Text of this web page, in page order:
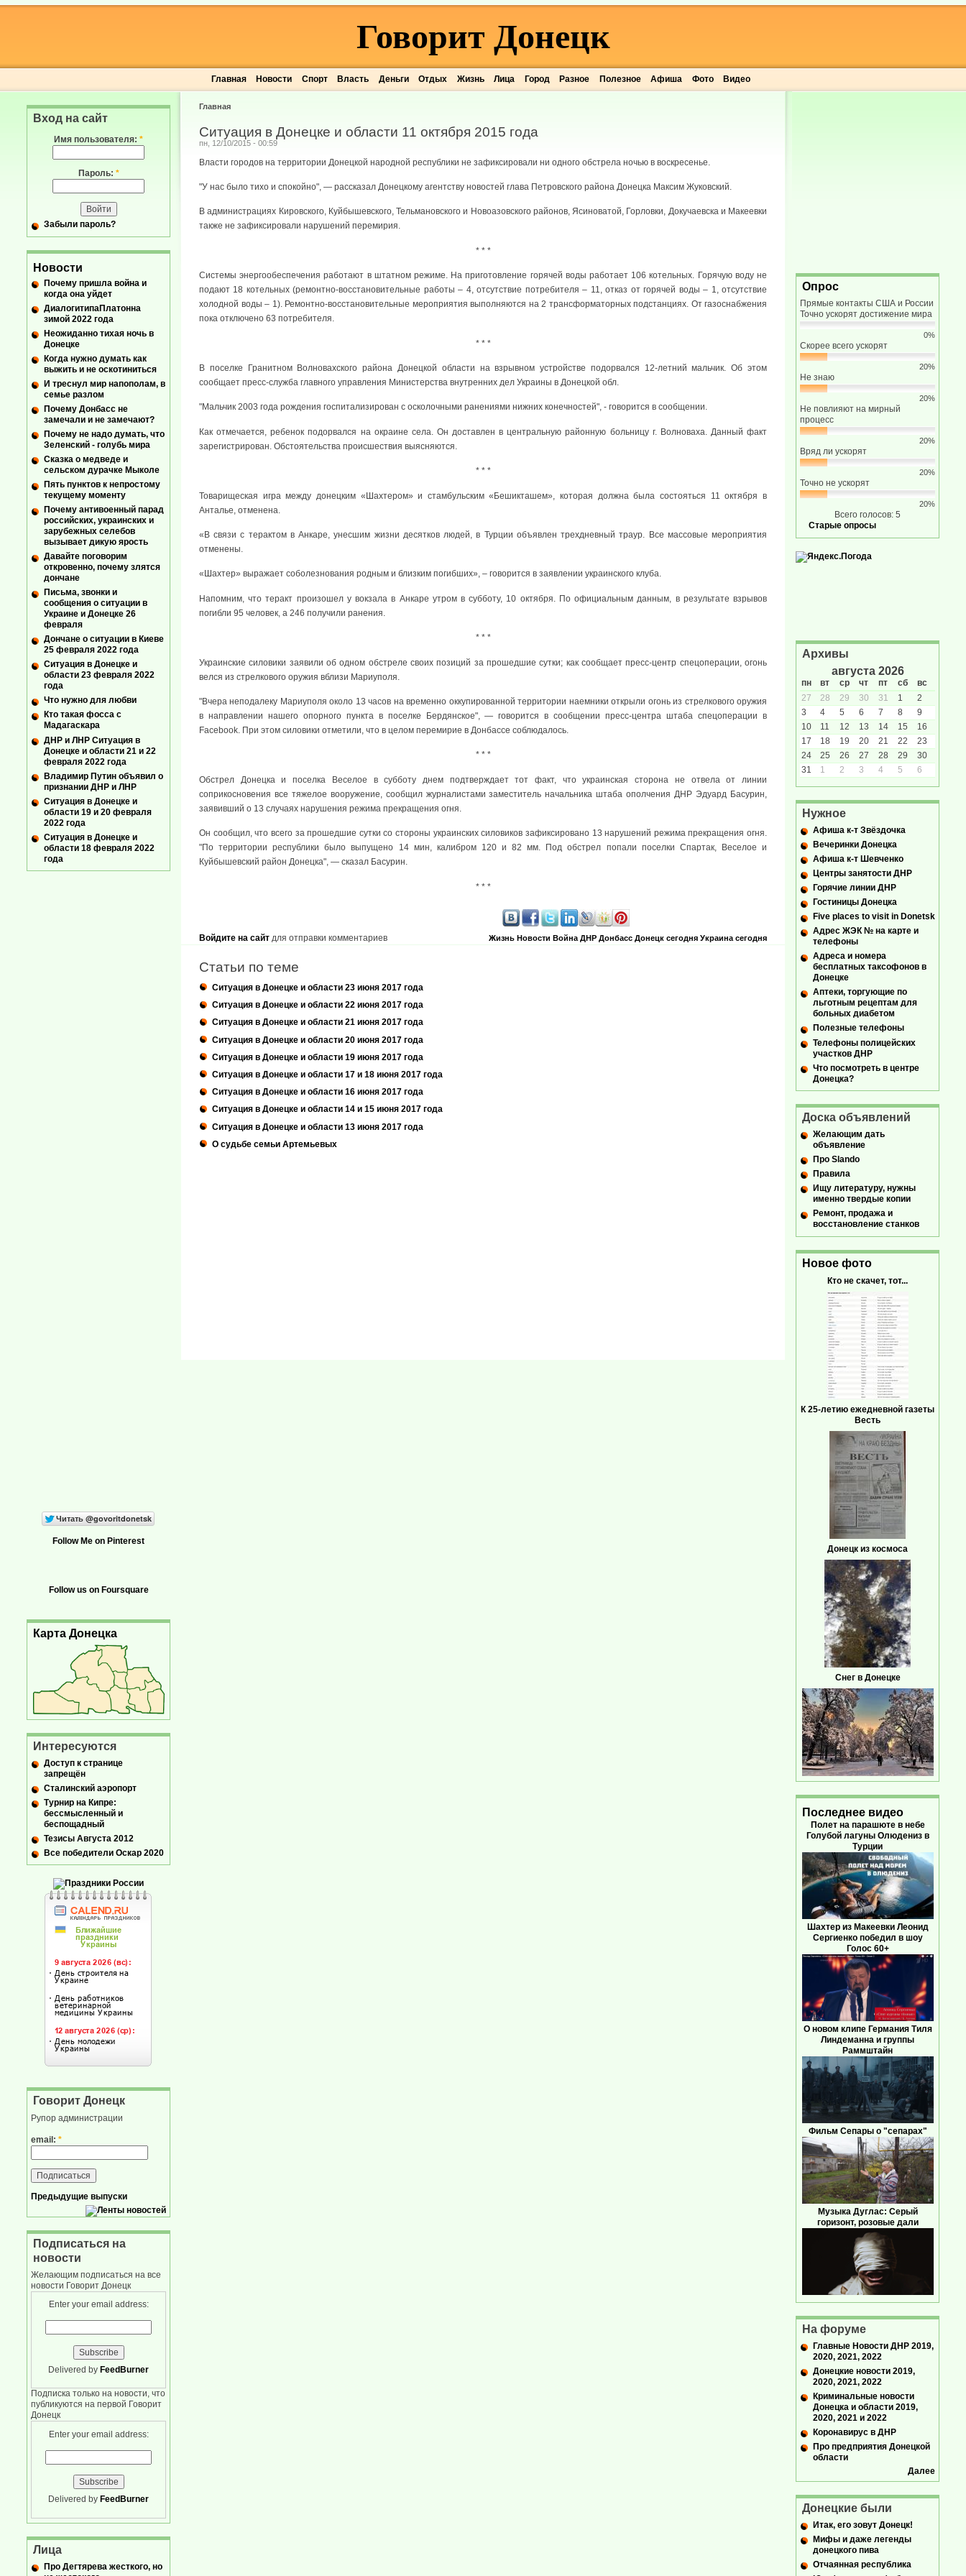
Главная Новости Спорт Власть Деньги Отдых Жизнь Лица Город Разное Полезное Афиша Фото Видео
Говорит Донецк
Главная
Ситуация в Донецке и области 11 октября 2015 года
пн, 12/10/2015 - 00:59
Власти городов на территории Донецкой народной республики не зафиксировали ни одного обстрела ночью в воскресенье.
"У нас было тихо и спокойно", — рассказал Донецкому агентству новостей глава Петровского района Донецка Максим Жуковский.
В администрациях Кировского, Куйбышевского, Тельмановского и Новоазовского районов, Ясиноватой, Горловки, Докучаевска и Макеевки
также не зафиксировали нарушений перемирия.
* * *
Системы энергообеспечения работают в штатном режиме. На приготовление горячей воды работает 106 котельных. Горячую воду не
подают 18 котельных (ремонтно-восстановительные работы – 4, отсутствие потребителя – 11, отказ от горячей воды – 1, отсутствие
холодной воды – 1). Ремонтно-восстановительные мероприятия выполняются на 2 трансформаторных подстанциях. От газоснабжения
пока отключено 63 потребителя.
* * *
В поселке Гранитном Волновахского района Донецкой области на взрывном устройстве подорвался 12-летний мальчик. Об этом
сообщает пресс-служба главного управления Министерства внутренних дел Украины в Донецкой обл.
"Мальчик 2003 года рождения госпитализирован с осколочными ранениями нижних конечностей", - говорится в сообщении.
Как отмечается, ребенок подорвался на окраине села. Он доставлен в центральную районную больницу г. Волноваха. Данный факт
зарегистрирован. Обстоятельства происшествия выясняются.
* * *
Товарищеская игра между донецким «Шахтером» и стамбульским «Бешикташем», которая должна была состояться 11 октября в
Анталье, отменена.
«В связи с терактом в Анкаре, унесшим жизни десятков людей, в Турции объявлен трехдневный траур. Все массовые мероприятия
отменены.
«Шахтер» выражает соболезнования родным и близким погибших», – говорится в заявлении украинского клуба.
Напомним, что теракт произошел у вокзала в Анкаре утром в субботу, 10 октября. По официальным данным, в результате взрывов
погибли 95 человек, а 246 получили ранения.
* * *
Украинские силовики заявили об одном обстреле своих позиций за прошедшие сутки; как сообщает пресс-центр спецоперации, огонь
велся из стрелкового оружия вблизи Мариуполя.
"Вчера неподалеку Мариуполя около 13 часов на временно оккупированной территории наемники открыли огонь из стрелкового оружия
в направлении нашего опорного пункта в поселке Бердянское", — говорится в сообщении пресс-центра штаба спецоперации в
Facebook. При этом силовики отметили, что в целом перемирие в Донбассе соблюдалось.
* * *
Обстрел Донецка и поселка Веселое в субботу днем подтверждает тот факт, что украинская сторона не отвела от линии
соприкосновения все тяжелое вооружение, сообщил журналистами заместитель начальника штаба ополчения ДНР Эдуард Басурин,
заявивший о 13 случаях нарушения режима прекращения огня.
Он сообщил, что всего за прошедшие сутки со стороны украинских силовиков зафиксировано 13 нарушений режима прекращения огня.
"По территории республики было выпущено 14 мин, калибром 120 и 82 мм. Под обстрел попали поселки Спартак, Веселое и
Куйбышевский район Донецка", — сказал Басурин.
* * *
Жизнь Новости Война ДНР Донбасс Донецк сегодня Украина сегодня
Войдите на сайт для отправки комментариев
Статьи по теме
Ситуация в Донецке и области 23 июня 2017 года
Ситуация в Донецке и области 22 июня 2017 года
Ситуация в Донецке и области 21 июня 2017 года
Ситуация в Донецке и области 20 июня 2017 года
Ситуация в Донецке и области 19 июня 2017 года
Ситуация в Донецке и области 17 и 18 июня 2017 года
Ситуация в Донецке и области 16 июня 2017 года
Ситуация в Донецке и области 14 и 15 июня 2017 года
Ситуация в Донецке и области 13 июня 2017 года
О судьбе семьи Артемьевых
Вход на сайт
Имя пользователя: *
Пароль: *
Забыли пароль?
Новости
Почему пришла война и
когда она уйдет
ДиалогитипаПлатонна
зимой 2022 года
Неожиданно тихая ночь в
Донецке
Когда нужно думать как
выжить и не оскотиниться
И треснул мир напополам, в
семье разлом
Почему Донбасс не
замечали и не замечают?
Почему не надо думать, что
Зеленский - голубь мира
Сказка о медведе и
сельском дурачке Мыколе
Пять пунктов к непростому
текущему моменту
Почему антивоенный парад
российских, украинских и
зарубежных селебов
вызывает дикую ярость
Давайте поговорим
откровенно, почему злятся
дончане
Письма, звонки и
сообщения о ситуации в
Украине и Донецке 26
февраля
Дончане о ситуации в Киеве
25 февраля 2022 года
Ситуация в Донецке и
области 23 февраля 2022
года
Что нужно для любви
Кто такая фосса с
Мадагаскара
ДНР и ЛНР Ситуация в
Донецке и области 21 и 22
февраля 2022 года
Владимир Путин объявил о
признании ДНР и ЛНР
Ситуация в Донецке и
области 19 и 20 февраля
2022 года
Ситуация в Донецке и
области 18 февраля 2022
года
Follow Me on Pinterest
Follow us on Foursquare
Карта Донецка
Интересуются
Доступ к странице
запрещён
Сталинский аэропорт
Турнир на Кипре:
бессмысленный и
беспощадный
Тезисы Августа 2012
Все победители Оскар 2020
Говорит Донецк
Рупор администрации
email: *
Предыдущие выпуски
Подписаться на
новости
Желающим подписаться на все
новости Говорит Донецк
Enter your email address:
Delivered by FeedBurner
Подписка только на новости, что
публикуются на первой Говорит
Донецк
Enter your email address:
Delivered by FeedBurner
Лица
Про Дегтярева жесткого, но
Опрос
Прямые контакты США и России
Точно ускорят достижение мира
0%
Скорее всего ускорят
20%
Не знаю
20%
Не повлияют на мирный
процесс
20%
Вряд ли ускорят
20%
Точно не ускорят
20%
Всего голосов: 5
Старые опросы
Архивы
августа 2026
пн вт ср чт пт сб
вс
27
28 29 30 31 1
2
3
4 5 6 7 8
9
10
11 12 13 14 15
16
17
18 19 20 21 22
23
24
25 26 27 28 29
30
31
1 2 3 4 5 6
Нужное
Афиша к-т Звёздочка
Вечеринки Донецка
Афиша к-т Шевченко
Центры занятости ДНР
Горячие линии ДНР
Гостиницы Донецка
Five places to visit in Donetsk
Адрес ЖЭК № на карте и
телефоны
Адреса и номера
бесплатных таксофонов в
Донецке
Аптеки, торгующие по
льготным рецептам для
больных диабетом
Полезные телефоны
Телефоны полицейских
участков ДНР
Что посмотреть в центре
Донецка?
Доска объявлений
Желающим дать
объявление
Про Slando
Правила
Ищу литературу, нужны
именно твердые копии
Ремонт, продажа и
восстановление станков
Новое фото
Кто не скачет, тот...
К 25-летию ежедневной газеты
Весть
Донецк из космоса
Снег в Донецке
Последнее видео
Полет на парашюте в небе
Голубой лагуны Олюдениз в
Турции
Шахтер из Макеевки Леонид
Сергиенко победил в шоу
Голос 60+
О новом клипе Германия Тиля
Линдеманна и группы
Раммштайн
Фильм Сепары о "сепарах"
Музыка Дуглас: Серый
горизонт, розовые дали
На форуме
Главные Новости ДНР 2019,
2020, 2021, 2022
Донецкие новости 2019,
2020, 2021, 2022
Криминальные новости
Донецка и области 2019,
2020, 2021 и 2022
Коронавирус в ДНР
Про предприятия Донецкой
области
Далее
Донецкие были
Итак, его зовут Донецк!
Мифы и даже легенды
донецкого пива
Отчаянная республика